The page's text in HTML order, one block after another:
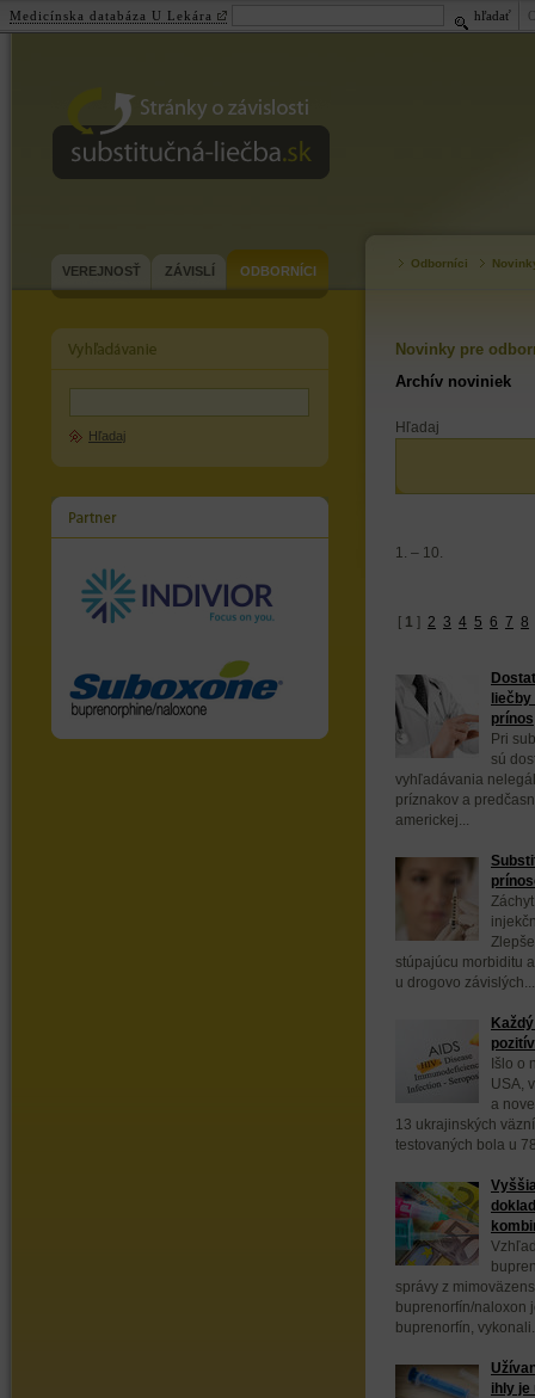
substitučná-liečba.sk
VEREJNOSŤ ZÁVISLÍ ODBORNÍCI
Hľadaj
Odborníci
Novinky pre
Archív noviniek
Hľadaj
1. – 10.
[ 1 ] 2 3 4 5 6 7 8
liečby
prínos
Pri
sú
vyhľadávania
príznakov a
americkej...
stúpajúcu morbiditu
u drogovo závislých...
Išlo o
USA,
a
13 ukrajinských
testovaných bola u
správy z
buprenorfín/naloxon
buprenorfín,
ihly je
Medicínska databáza U Lekára hľadať